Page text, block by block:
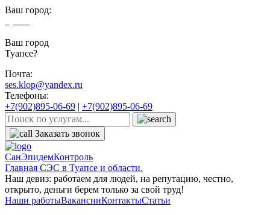
Ваш город:
Ваш город
Туапсе?
Почта:
ses.klop@yandex.ru
Телефоны:
+7(902)895-06-69 | +7(902)895-06-69
Заказать звонок
СанЭпидемКонтроль
Главная СЭС в Туапсе и области.
Наш девиз: работаем для людей, на репутацию, честно,
открыто, деньги берем только за свой труд!
Наши работыВакансииКонтактыСтатьи